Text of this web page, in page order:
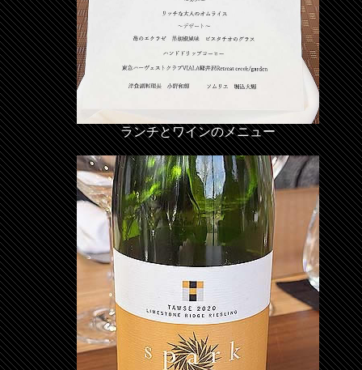
ランチとワインのメニュー